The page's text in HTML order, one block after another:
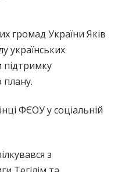
громад України Яків
українських
підтримку
плану.
ФЄОУ у соціальній
з